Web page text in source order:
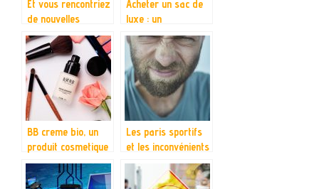
Et vous rencontriez
de nouvelles
personnes ?
Acheter un sac de
luxe : un
investissement ?
BB creme bio, un
produit cosmetique
que votre peau va
adorer
Les paris sportifs
et les inconvénients
liés à ces pratiques